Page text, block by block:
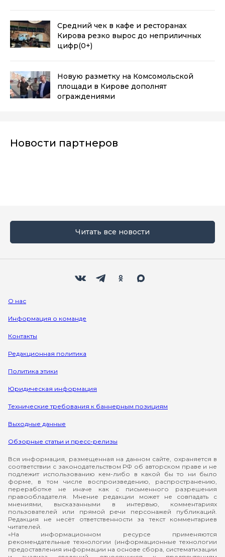
Средний чек в кафе и ресторанах
Кирова резко вырос до неприличных
цифр(0+)
Новую разметку на Комсомольской
площади в Кирове дополнят
ограждениями
Новости партнеров
Читать все новости
О нас
Информация о команде
Контакты
Редакционная политика
Политика этики
Юридическая информация
Технические требования к баннерным позициям
Выходные данные
Обзорные статьи и пресс-релизы
Вся информация, размещенная на данном сайте, охраняется в
соответствии с законодательством РФ об авторском праве и не
подлежит использованию кем-либо в какой бы то ни было
форме, в том числе воспроизведению, распространению,
переработке не иначе как с письменного разрешения
правообладателя. Мнение редакции может не совпадать с
мнениями, высказанными в интервью, комментариях
пользователей или прямой речи персонажей публикаций.
Редакция не несёт ответственности за текст комментариев
читателей.
«На информационном ресурсе применяются
рекомендательные технологии (информационные технологии
предоставления информации на основе сбора, систематизации